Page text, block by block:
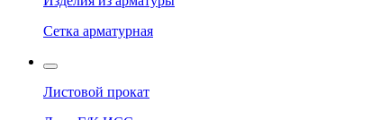
Сетка арматурная
Листовой прокат